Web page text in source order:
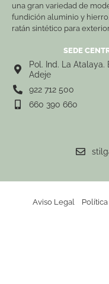
una gran variedad de
fundición aluminio y
ratán sintético para
SEDE
Pol. Ind. La Atalaya.
Adeje
922 712 500
660 390 660
Aviso Legal